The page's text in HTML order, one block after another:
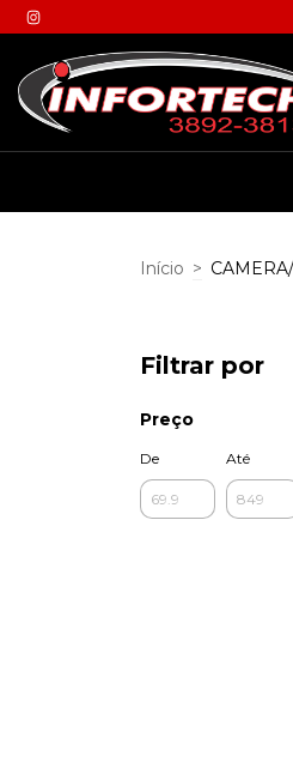
Início >
Filtrar por
Preço
De Até